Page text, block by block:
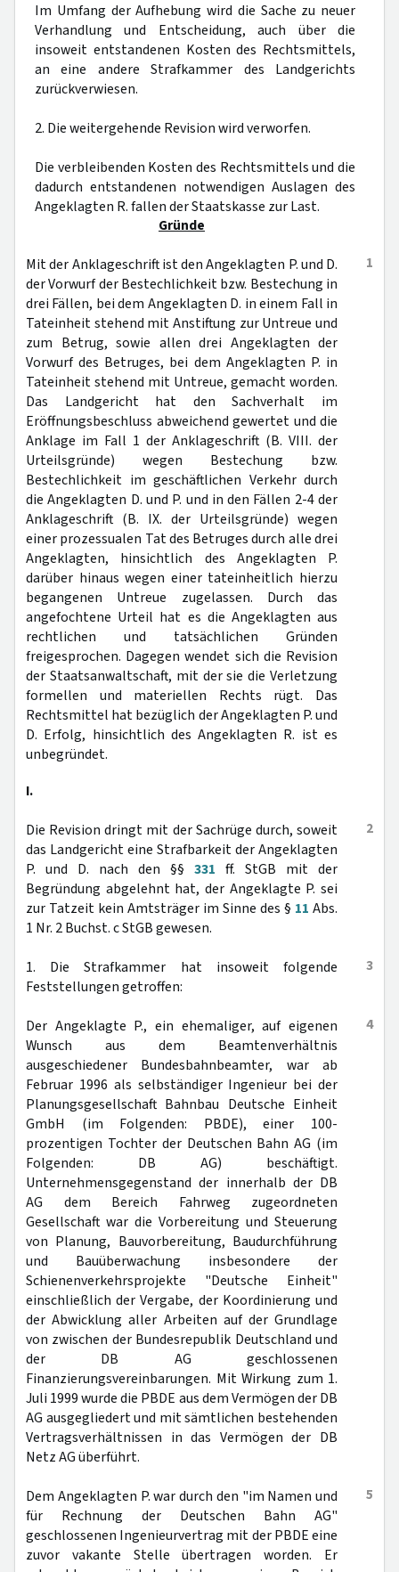
Im Umfang der Aufhebung wird die Sache zu neuer
Verhandlung und Entscheidung, auch über die
insoweit entstandenen Kosten des Rechtsmittels,
an eine andere Strafkammer des Landgerichts
zurückverwiesen.
2. Die weitergehende Revision wird verworfen.
Die verbleibenden Kosten des Rechtsmittels und die
dadurch entstandenen notwendigen Auslagen des
Angeklagten R. fallen der Staatskasse zur Last.
Gründe
1
Mit der Anklageschrift ist den Angeklagten P. und D.
der Vorwurf der Bestechlichkeit bzw. Bestechung in
drei Fällen, bei dem Angeklagten D. in einem Fall in
Tateinheit stehend mit Anstiftung zur Untreue und
zum Betrug, sowie allen drei Angeklagten der
Vorwurf des Betruges, bei dem Angeklagten P. in
Tateinheit stehend mit Untreue, gemacht worden.
Das Landgericht hat den Sachverhalt im
Eröffnungsbeschluss abweichend gewertet und die
Anklage im Fall 1 der Anklageschrift (B. VIII. der
Urteilsgründe) wegen Bestechung bzw.
Bestechlichkeit im geschäftlichen Verkehr durch
die Angeklagten D. und P. und in den Fällen 2-4 der
Anklageschrift (B. IX. der Urteilsgründe) wegen
einer prozessualen Tat des Betruges durch alle drei
Angeklagten, hinsichtlich des Angeklagten P.
darüber hinaus wegen einer tateinheitlich hierzu
begangenen Untreue zugelassen. Durch das
angefochtene Urteil hat es die Angeklagten aus
rechtlichen und tatsächlichen Gründen
freigesprochen. Dagegen wendet sich die Revision
der Staatsanwaltschaft, mit der sie die Verletzung
formellen und materiellen Rechts rügt. Das
Rechtsmittel hat bezüglich der Angeklagten P. und
D. Erfolg, hinsichtlich des Angeklagten R. ist es
unbegründet.
I.
2
Die Revision dringt mit der Sachrüge durch, soweit
das Landgericht eine Strafbarkeit der Angeklagten
P. und D. nach den §§ 331 ff. StGB mit der
Begründung abgelehnt hat, der Angeklagte P. sei
zur Tatzeit kein Amtsträger im Sinne des § 11 Abs.
1 Nr. 2 Buchst. c StGB gewesen.
3
1. Die Strafkammer hat insoweit folgende
Feststellungen getroffen:
4
Der Angeklagte P., ein ehemaliger, auf eigenen
Wunsch aus dem Beamtenverhältnis
ausgeschiedener Bundesbahnbeamter, war ab
Februar 1996 als selbständiger Ingenieur bei der
Planungsgesellschaft Bahnbau Deutsche Einheit
GmbH (im Folgenden: PBDE), einer 100-
prozentigen Tochter der Deutschen Bahn AG (im
Folgenden: DB AG) beschäftigt.
Unternehmensgegenstand der innerhalb der DB
AG dem Bereich Fahrweg zugeordneten
Gesellschaft war die Vorbereitung und Steuerung
von Planung, Bauvorbereitung, Baudurchführung
und Bauüberwachung insbesondere der
Schienenverkehrsprojekte "Deutsche Einheit"
einschließlich der Vergabe, der Koordinierung und
der Abwicklung aller Arbeiten auf der Grundlage
von zwischen der Bundesrepublik Deutschland und
der DB AG geschlossenen
Finanzierungsvereinbarungen. Mit Wirkung zum 1.
Juli 1999 wurde die PBDE aus dem Vermögen der DB
AG ausgegliedert und mit sämtlichen bestehenden
Vertragsverhältnissen in das Vermögen der DB
Netz AG überführt.
5
Dem Angeklagten P. war durch den "im Namen und
für Rechnung der Deutschen Bahn AG"
geschlossenen Ingenieurvertrag mit der PBDE eine
zuvor vakante Stelle übertragen worden. Er